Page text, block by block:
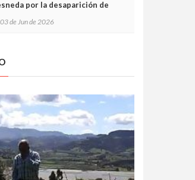
por la desaparición de
03 de Jun de 2026